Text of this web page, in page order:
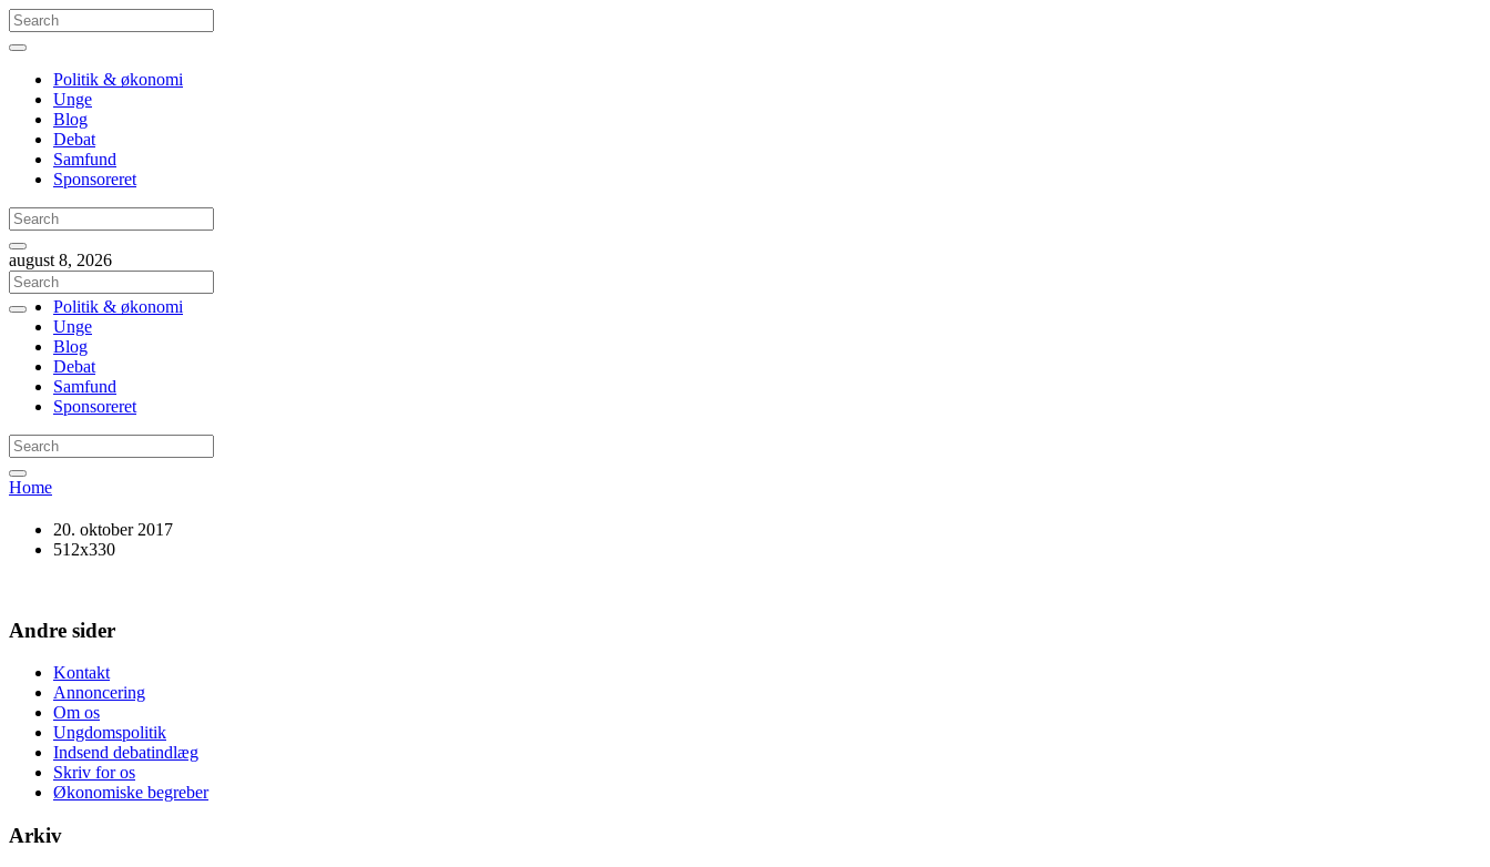
Politik & økonomi
Unge
Blog
Debat
Samfund
Sponsoreret
august 8, 2026
Politik & økonomi
Unge
Blog
Debat
Samfund
Sponsoreret
Home
20. oktober 2017
512x330
Andre sider
Kontakt
Annoncering
Om os
Ungdomspolitik
Indsend debatindlæg
Skriv for os
Økonomiske begreber
Arkiv